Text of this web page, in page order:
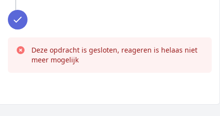
Deze opdracht is gesloten, reageren is helaas niet
meer mogelijk